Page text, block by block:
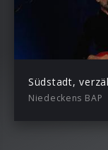
Niedeckens BAP